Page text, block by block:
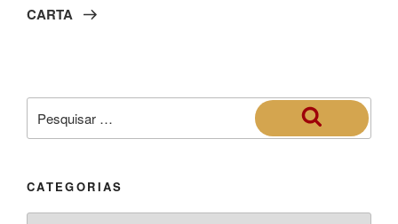
CARTA
CATEGORIAS